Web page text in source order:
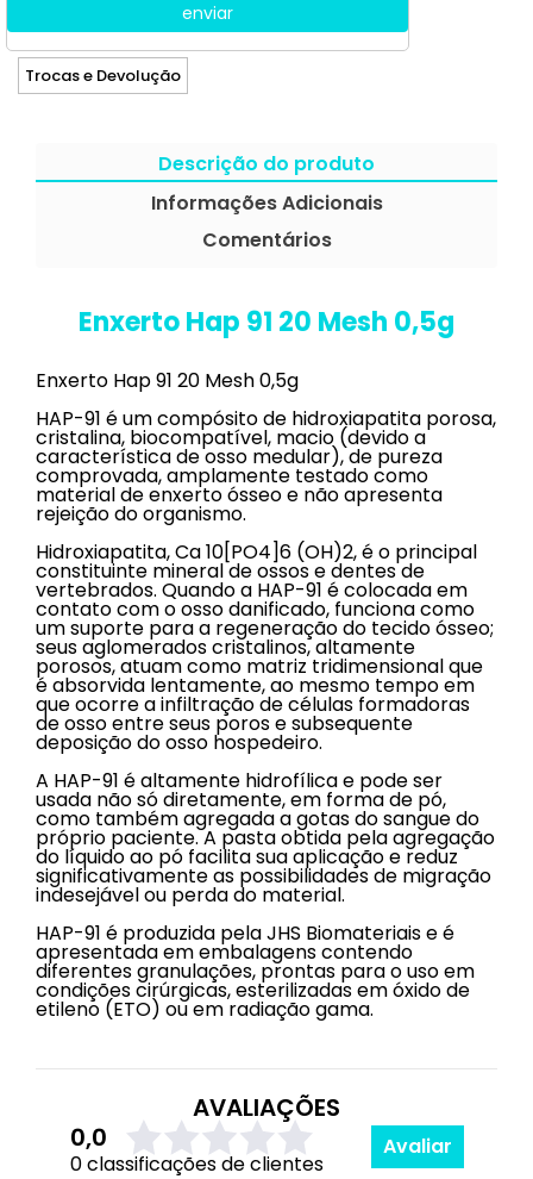
enviar
Trocas e Devolução
Descrição do produto
Informações Adicionais
Comentários
Enxerto Hap 91 20 Mesh 0,5g
Enxerto Hap 91 20 Mesh 0,5g
HAP-91 é um compósito de hidroxiapatita porosa,
cristalina, biocompatível, macio (devido a
característica de osso medular), de pureza
comprovada, amplamente testado como
material de enxerto ósseo e não apresenta
rejeição do organismo.
Hidroxiapatita, Ca 10[PO4]6 (OH)2, é o principal
constituinte mineral de ossos e dentes de
vertebrados. Quando a HAP-91 é colocada em
contato com o osso danificado, funciona como
um suporte para a regeneração do tecido ósseo;
seus aglomerados cristalinos, altamente
porosos, atuam como matriz tridimensional que
é absorvida lentamente, ao mesmo tempo em
que ocorre a infiltração de células formadoras
de osso entre seus poros e subsequente
deposição do osso hospedeiro.
A HAP-91 é altamente hidrofílica e pode ser
usada não só diretamente, em forma de pó,
como também agregada a gotas do sangue do
próprio paciente. A pasta obtida pela agregação
do líquido ao pó facilita sua aplicação e reduz
significativamente as possibilidades de migração
indesejável ou perda do material.
HAP-91 é produzida pela JHS Biomateriais e é
apresentada em embalagens contendo
diferentes granulações, prontas para o uso em
condições cirúrgicas, esterilizadas em óxido de
etileno (ETO) ou em radiação gama.
AVALIAÇÕES
0,0
0 classificações de clientes
Avaliar